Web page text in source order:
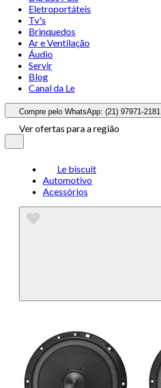
Eletroportáteis
Tv's
Brinquedos
Ar e Ventilação
Áudio
Servir
Blog
Canal da Le
Compre pelo WhatsApp: (21) 97971-2181
Ver ofertas para a região
Le biscuit
Automotivo
Acessórios